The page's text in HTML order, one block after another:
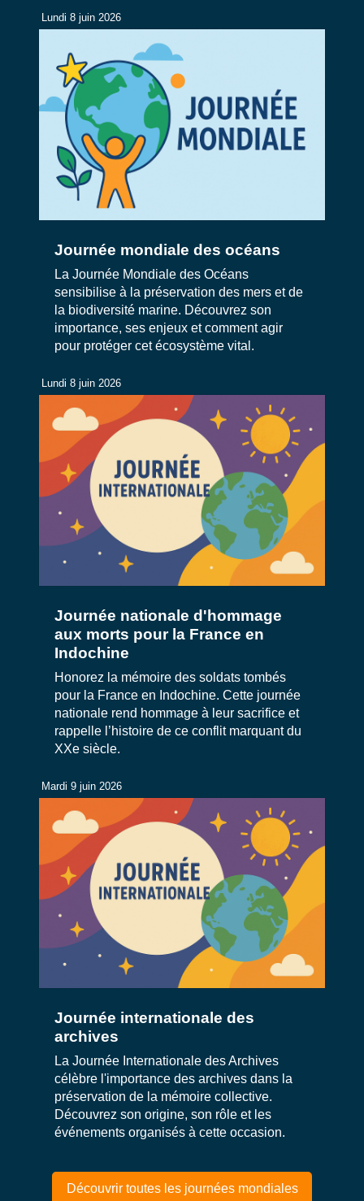
Lundi 8 juin 2026
Journée mondiale des océans
La Journée Mondiale des Océans
sensibilise à la préservation des mers et de
la biodiversité marine. Découvrez son
importance, ses enjeux et comment agir
pour protéger cet écosystème vital.
Lundi 8 juin 2026
Journée nationale d'hommage
aux morts pour la France en
Indochine
Honorez la mémoire des soldats tombés
pour la France en Indochine. Cette journée
nationale rend hommage à leur sacrifice et
rappelle l’histoire de ce conflit marquant du
XXe siècle.
Mardi 9 juin 2026
Journée internationale des
archives
La Journée Internationale des Archives
célèbre l'importance des archives dans la
préservation de la mémoire collective.
Découvrez son origine, son rôle et les
événements organisés à cette occasion.
Découvrir toutes les journées mondiales